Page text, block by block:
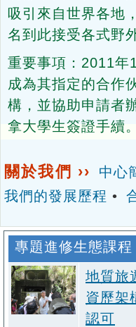
吸引來自世界各地
名到此接受各式野
重要事項：2011年
成為其指定的合作
構，並協助申請者
拿大學生簽證手續。
關於我們 ›› 中心
我們的發展歷程 •
專題進修生態課程
地質旅
資歷架
認可